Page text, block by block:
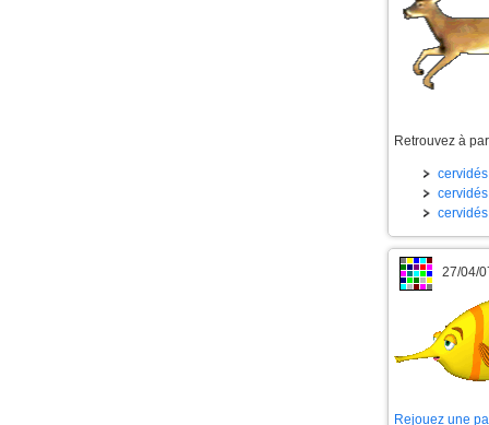
Retrouvez à
27/04/
Rejouez une